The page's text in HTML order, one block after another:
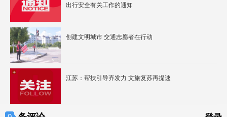
出行安全有关工作的通知
创建文明城市 交通志愿者在行动
江苏：帮扶引导齐发力 文旅复苏再提速